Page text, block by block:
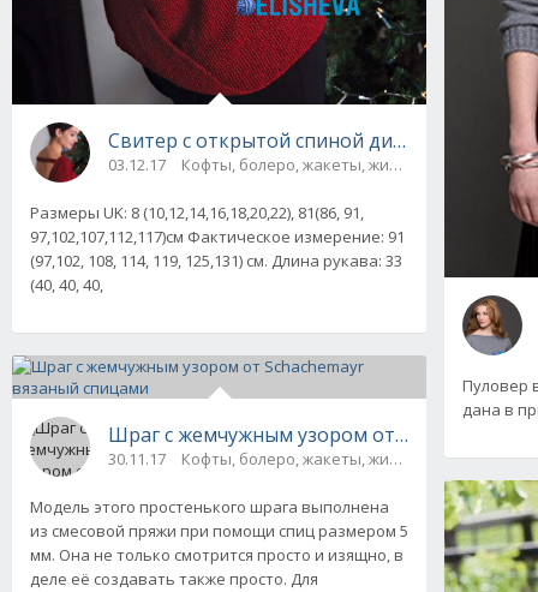
Свитер с открытой спиной дизайна Jo
03.12.17 Кофты, болеро, жакеты, жилеты, пуловеры и
Размеры UK: 8 (10,12,14,16,18,20,22), 81(86, 91,
97,102,107,112,117)cм Фактическое измерение: 91
(97,102, 108, 114, 119, 125,131) см. Длина рукава: 33
(40, 40, 40,
Шраг с жемчужным узором от Schachemayr
30.11.17 Кофты, болеро, жакеты, жилеты, пуловеры и
Модель этого простенького шрага выполнена
из смесовой пряжи при помощи спиц размером 5
мм. Она не только смотрится просто и изящно, в
деле её создавать также просто. Для
Пуловер
дана в